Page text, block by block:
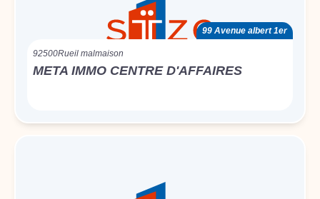
99 Avenue albert 1er
92500Rueil malmaison
META IMMO CENTRE D'AFFAIRES